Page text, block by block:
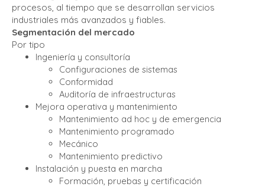
procesos, al tiempo que se desarrollan servicios
industriales más avanzados y fiables.
Segmentación del mercado
Por tipo
Ingeniería y consultoría
Configuraciones de sistemas
Conformidad
Auditoría de infraestructuras
Mejora operativa y mantenimiento
Mantenimiento ad hoc y de emergencia
Mantenimiento programado
Mecánico
Mantenimiento predictivo
Instalación y puesta en marcha
Formación, pruebas y certificación